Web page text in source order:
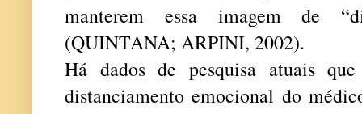
manterem essa imagem de
(QUINTANA; ARPINI, 2002).
Há dados de pesquisa atuais
distanciamento emocional do